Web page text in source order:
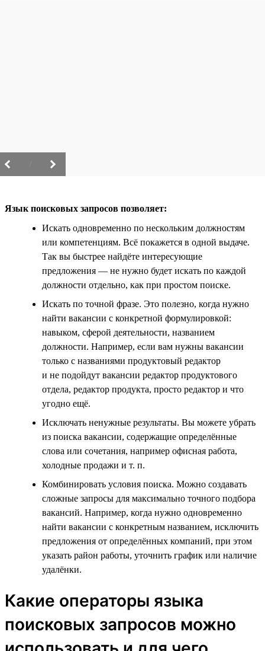
Язык поисковых запросов позволяет:
Искать одновременно по нескольким должностям
или компетенциям. Всё покажется в одной выдаче.
Так вы быстрее найдёте интересующие
предложения — не нужно будет искать по каждой
должности отдельно, как при простом поиске.
Искать по точной фразе. Это полезно, когда нужно
найти вакансии с конкретной формулировкой:
навыком, сферой деятельности, названием
должности. Например, если вам нужны вакансии
только с названиями продуктовый редактор
и не подойдут вакансии редактор продуктового
отдела, редактор продукта, просто редактор и что
угодно ещё.
Исключать ненужные результаты. Вы можете убрать
из поиска вакансии, содержащие определённые
слова или сочетания, например офисная работа,
холодные продажи и т. п.
Комбинировать условия поиска. Можно создавать
сложные запросы для максимально точного подбора
вакансий. Например, когда нужно одновременно
найти вакансии с конкретным названием, исключить
предложения от определённых компаний, при этом
указать район работы, уточнить график или наличие
удалёнки.
Какие операторы языка
поисковых запросов можно